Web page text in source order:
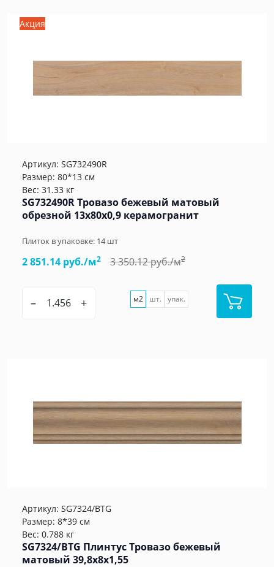
Акция
Артикул: SG732490R
Размер: 80*13 см
Вес: 31.33 кг
SG732490R Тровазо бежевый матовый
обрезной 13x80x0,9 керамогранит
Плиток в упаковке: 14шт
2 851.14 руб./м2 3 350.12 руб./м2
– + м2 шт. упак.
Артикул: SG7324/BTG
Размер: 8*39 см
Вес: 0.788 кг
SG7324/BTG Плинтус Тровазо бежевый
матовый 39,8x8x1,55